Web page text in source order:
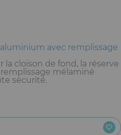
avec remplissage
cloison de fond, la réserve
mélaminé
sécurité.